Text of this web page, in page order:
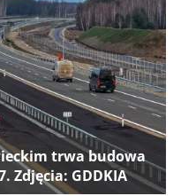
trwa budowa
Zdjęcia: GDDKIA